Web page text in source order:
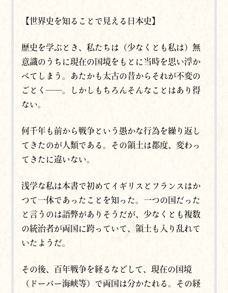
【世界史を知ることで見える日本史】
歴史を学ぶとき、私たちは（少なくとも私は）無
意識のうちに現在の国境をもとに当時を思い浮か
べてしまう。あたかも太古の昔からそれが不変の
ごとく──。しかしもちろんそんなことはあり得
ない。
何千年も前から戦争という愚かな行為を繰り返し
てきたのが人類である。その領土は都度、変わっ
てきたに違いない。
浅学な私は本書で初めてイギリスとフランスはか
つて一体であったことを知った。一つの国だった
と言うのは語弊がありそうだが、少なくとも複数
の統治者が両国に跨っていて、領土も入り乱れて
いたようだ。
その後、百年戦争を経るなどして、現在の国境
（ドーバー海峡等）で両国は分かたれる。その経